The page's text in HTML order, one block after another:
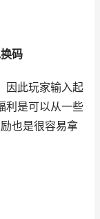
码
此玩家输入起
利是可以从一些
也是很容易拿